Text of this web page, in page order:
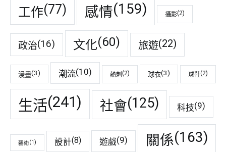
工作(77) 感情(159) 攝影(2)
政治(16) 文化(60) 旅遊(22)
漫畫(3) 潮流(10) 熱刺 (2) 球衣(3) 球鞋(2)
生活(241) 社會(125) 科技(9)
藝術(1) 設計(8) 遊戲(9) 關係(163)